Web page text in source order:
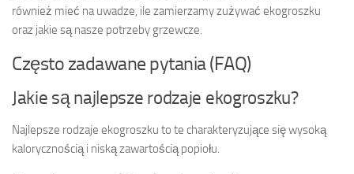
również mieć na uwadze, ile zamierzamy zużywać ekogroszku
oraz jakie są nasze potrzeby grzewcze.
Często zadawane pytania (FAQ)
Jakie są najlepsze rodzaje ekogroszku?
Najlepsze rodzaje ekogroszku to te charakteryzujące się wysoką
kalorycznością i niską zawartością popiołu.